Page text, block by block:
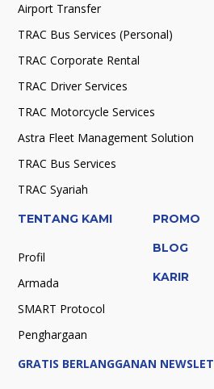
Airport Transfer
TRAC Bus Services (Personal)
TRAC Corporate Rental
TRAC Driver Services
TRAC Motorcycle Services
Astra Fleet Management Solution
TRAC Bus Services
TRAC Syariah
TENTANG KAMI
Profil
Armada
SMART Protocol
Penghargaan
PROMO
BLOG
KARIR
GRATIS BERLANGGANAN